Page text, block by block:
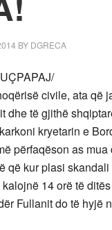
BY DGRECA
civile, ata që
dhe të gjithë
kryetarin e
përfaqëson as
që kur plasi
14 orë të
Fullanit do të hyjë